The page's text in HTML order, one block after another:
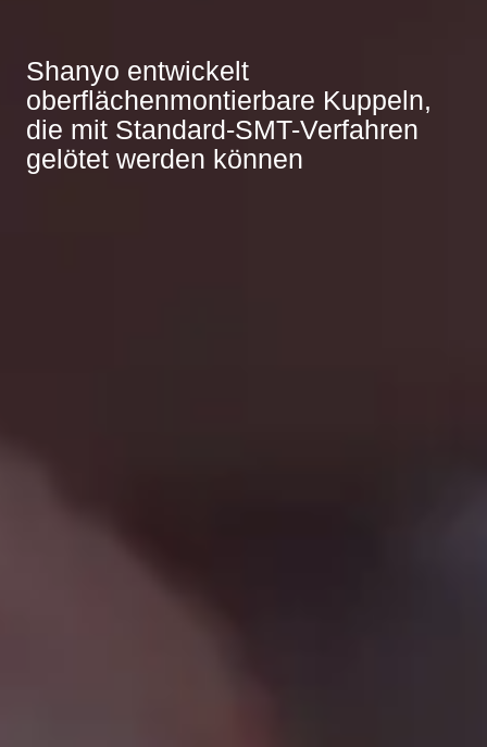
Shanyo entwickelt
oberflächenmontierbare Kuppeln,
die mit Standard-SMT-Verfahren
gelötet werden können